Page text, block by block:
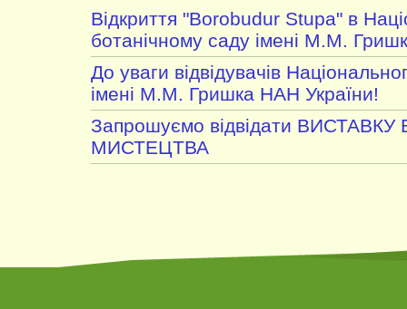
Відкриття "Borobudur Stupa" в
ботанічному саду імені М.М.
До уваги відвідувачів
імені М.М. Гришка НАН України!
Запрошуємо відвідати
МИСТЕЦТВА